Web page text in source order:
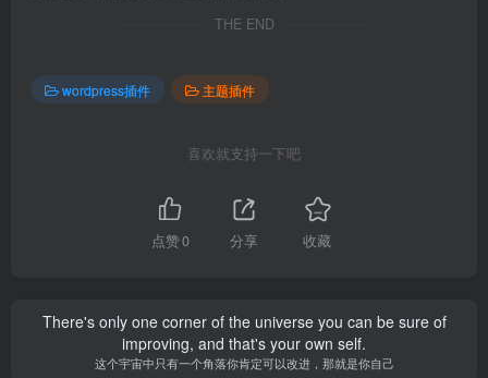
THE END
wordpress插件 主题插件
喜欢就支持一下吧
点赞0 分享 收藏
There's only one corner of the universe you can be sure of
improving, and that's your own self.
这个宇宙中只有一个角落你肯定可以改进，那就是你自己